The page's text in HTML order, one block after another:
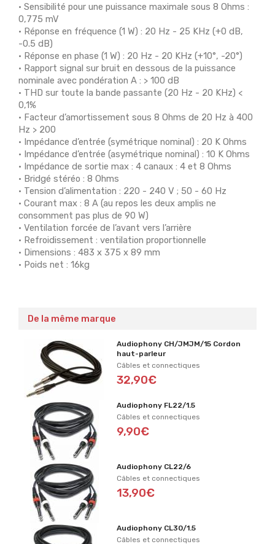
• Sensibilité pour une puissance maximale sous 8 Ohms :
0,775 mV
• Réponse en fréquence (1 W) : 20 Hz - 25 KHz (+0 dB,
-0.5 dB)
• Réponse en phase (1 W) : 20 Hz - 20 KHz (+10°, -20°)
• Rapport signal sur bruit en dessous de la puissance
nominale avec pondération A : > 100 dB
• THD sur toute la bande passante (20 Hz - 20 KHz) <
0,1%
• Facteur d’amortissement sous 8 Ohms de 20 Hz à 400
Hz > 200
• Impédance d’entrée (symétrique nominal) : 20 K Ohms
• Impédance d’entrée (asymétrique nominal) : 10 K Ohms
• Impédance de sortie max : 4 canaux : 4 et 8 Ohms
• Bridgé stéréo : 8 Ohms
• Tension d’alimentation : 220 - 240 V ; 50 - 60 Hz
• Courant max : 8 A (au repos les deux amplis ne
consomment pas plus de 90 W)
• Ventilation forcée de l’avant vers l’arrière
• Refroidissement : ventilation proportionnelle
• Dimensions : 483 x 375 x 89 mm
• Poids net : 16kg
De la même marque
Audiophony CH/JMJM/15 Cordon
haut-parleur
Câbles et connectiques
32,90€
Audiophony FL22/1.5
Câbles et connectiques
9,90€
Audiophony CL22/6
Câbles et connectiques
13,90€
Audiophony CL30/1.5
Câbles et connectiques